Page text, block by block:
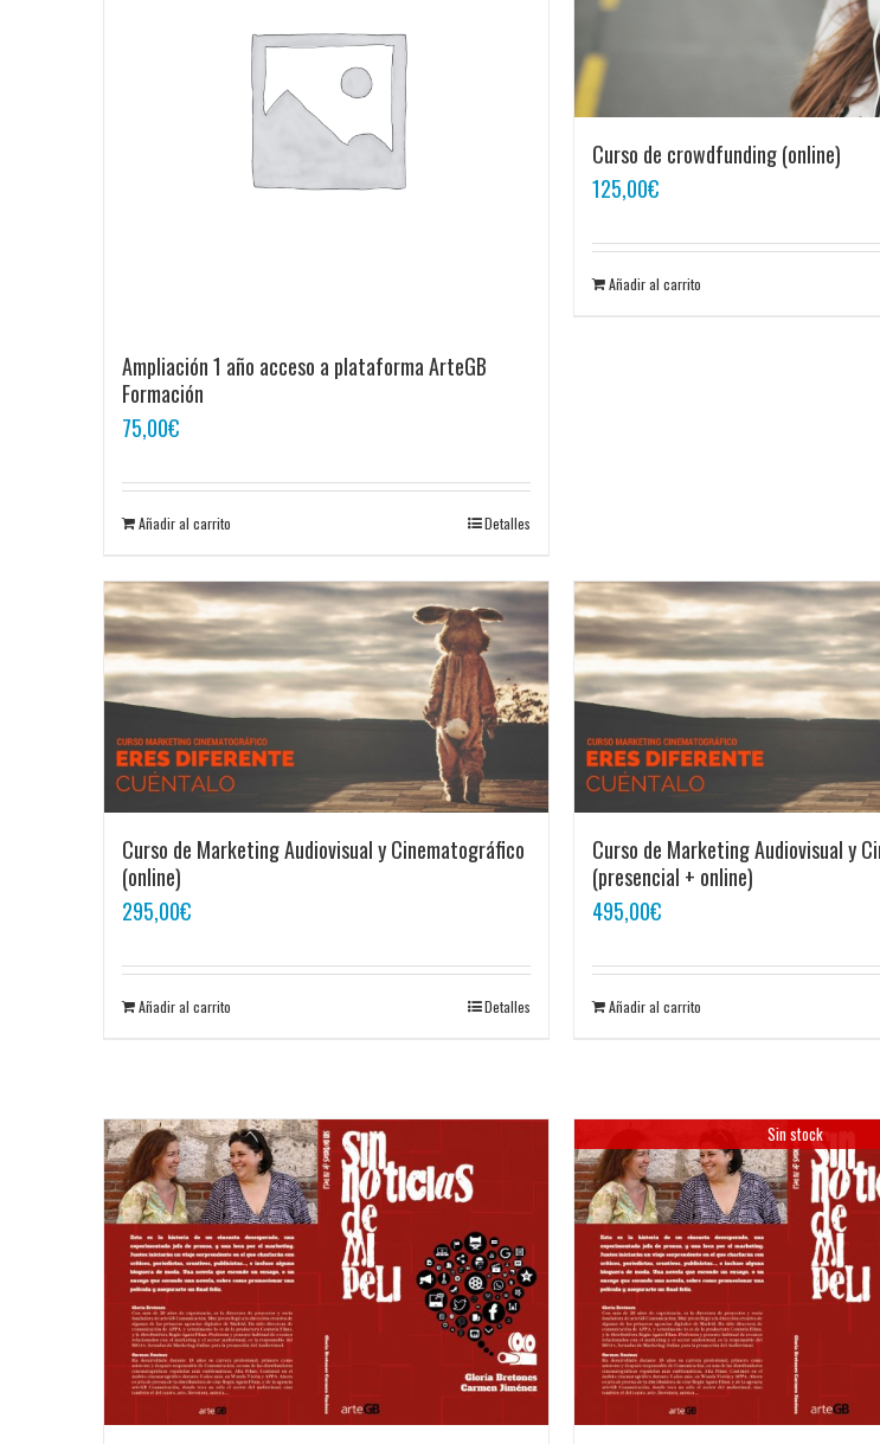
Ampliación 1 año acceso a plataforma ArteGB
Formación
75,00€
Añadir al carrito Detalles
Curso de crowdfunding (online)
125,00€
Añadir al carrito
Curso de Marketing Audiovisual y Cinematográfico
(online)
295,00€
Añadir al carrito Detalles
Curso de Marketing Audiovisual y
(presencial + online)
495,00€
Añadir al carrito
Sin stock